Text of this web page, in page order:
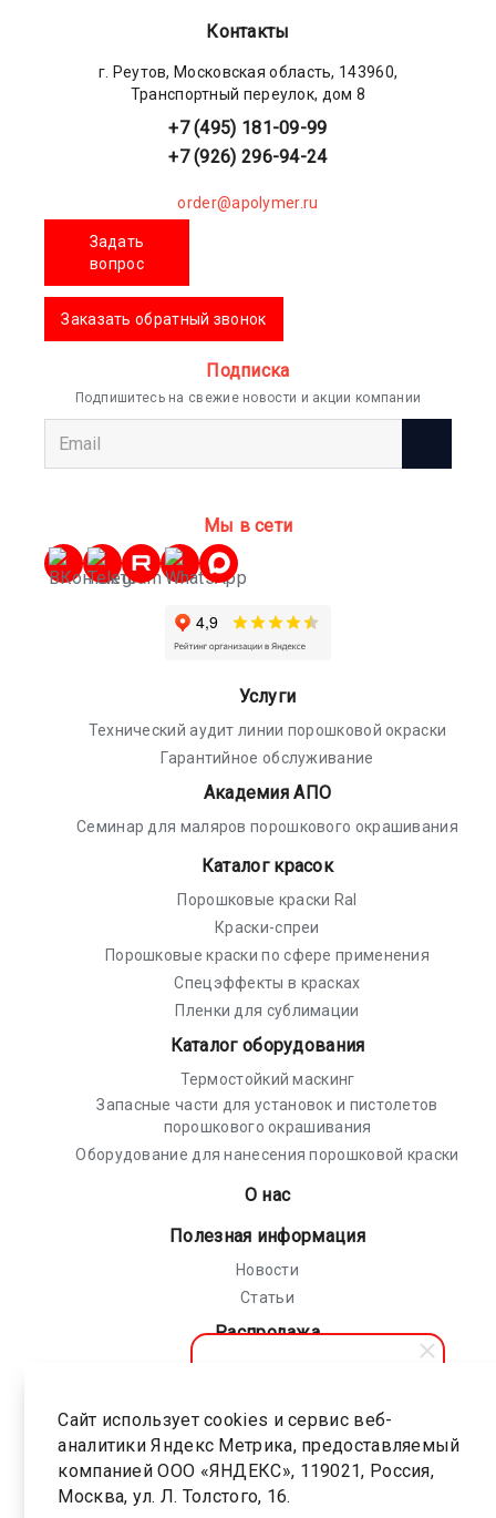
АПолимер
Здравствуйте! Мы готовы
помочь вам. Напишите, если
у вас появятся вопросы.
Контакты
г. Реутов, Московская область, 143960,
Транспортный переулок, дом 8
+7 (495) 181-09-99
+7 (926) 296-94-24
order@apolymer.ru
Задать
вопрос
Заказать обратный звонок
Подписка
Подпишитесь на свежие новости и акции компании
Мы в сети
Услуги
Технический аудит линии порошковой окраски
Гарантийное обслуживание
Академия АПО
Семинар для маляров порошкового окрашивания
Каталог красок
Порошковые краски Ral
Краски-спреи
Порошковые краски по сфере применения
Спецэффекты в красках
Пленки для сублимации
Каталог оборудования
Термостойкий маскинг
Запасные части для установок и пистолетов
порошкового окрашивания
Оборудование для нанесения порошковой краски
О нас
Полезная информация
Новости
Статьи
Распродажа
Соглашение на обработку персональных
данных
Карта сайта
Сайт использует cookies и сервис веб-
аналитики Яндекс Метрика, предоставляемый
компанией ООО «ЯНДЕКС», 119021, Россия,
Москва, ул. Л. Толстого, 16.